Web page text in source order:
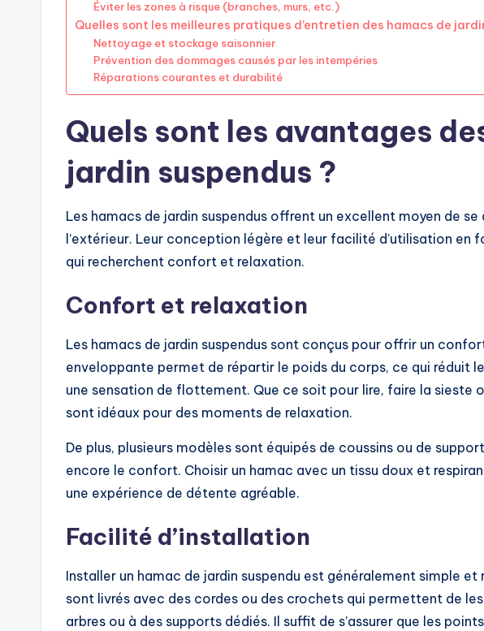
Éviter les zones à risque (branches, murs, etc.)
Quelles sont les meilleures pratiques d’entretien des hamacs de
Nettoyage et stockage saisonnier
Prévention des dommages causés par les intempéries
Réparations courantes et durabilité
Quels sont les avantages
jardin suspendus ?
Les hamacs de jardin suspendus offrent un excellent moyen de
l’extérieur. Leur conception légère et leur facilité d’utilisation en
qui recherchent confort et relaxation.
Confort et relaxation
Les hamacs de jardin suspendus sont conçus pour offrir un
enveloppante permet de répartir le poids du corps, ce qui réduit
une sensation de flottement. Que ce soit pour lire, faire la sieste
sont idéaux pour des moments de relaxation.
De plus, plusieurs modèles sont équipés de coussins ou de
encore le confort. Choisir un hamac avec un tissu doux et
une expérience de détente agréable.
Facilité d’installation
Installer un hamac de jardin suspendu est généralement simple
sont livrés avec des cordes ou des crochets qui permettent de
arbres ou à des supports dédiés. Il suffit de s’assurer que les